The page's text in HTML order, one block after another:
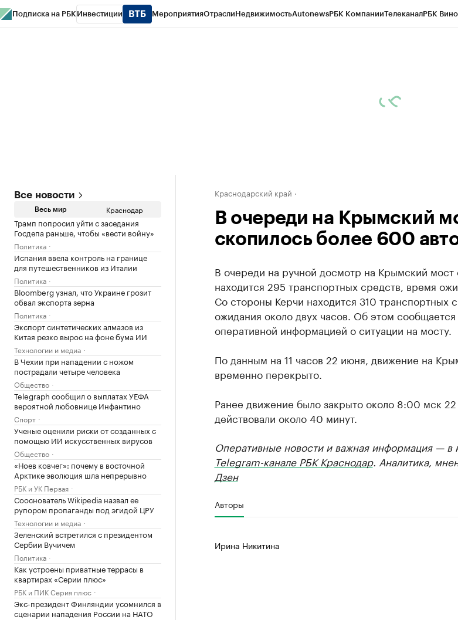
Подписка на РБК Инвестиции МероприятияОтраслиНедвижимостьAutonewsРБК КомпанииТелеканалРБК Вино
Все новости
Весь мир Краснодар
Трамп попросил уйти с заседания
Госдепа раньше, чтобы «вести войну»
Политика
Испания ввела контроль на границе
для путешественников из Италии
Политика
Bloomberg узнал, что Украине грозит
обвал экспорта зерна
Политика
Экспорт синтетических алмазов из
Китая резко вырос на фоне бума ИИ
Технологии и медиа
В Чехии при нападении с ножом
пострадали четыре человека
Общество
Telegraph сообщил о выплатах УЕФА
вероятной любовнице Инфантино
Спорт
Ученые оценили риски от созданных с
помощью ИИ искусственных вирусов
Общество
«Ноев ковчег»: почему в восточной
Арктике эволюция шла непрерывно
РБК и УК Первая
Сооснователь Wikipedia назвал ее
рупором пропаганды под эгидой ЦРУ
Технологии и медиа
Зеленский встретился с президентом
Сербии Вучичем
Политика
Как устроены приватные террасы в
квартирах «Серии плюс»
РБК и ПИК Серия плюс
Экс-президент Финляндии усомнился в
сценарии нападения России на НАТО
Краснодарский край
В очереди на Крымский
скопилось более 600
В очереди на ручной досмотр на Крымский
находится 295 транспортных средств, время
Со стороны Керчи находится 310 транспортных
ожидания около двух часов. Об этом
оперативной информацией о ситуации на мосту.
По данным на 11 часов 22 июня, движение на
временно перекрыто.
Ранее движение было закрыто около 8:00 мск
действовали около 40 минут.
Оперативные новости и важная информация — в
Telegram-канале РБК Краснодар. Аналитика,
Дзен
Авторы
Ирина Никитина